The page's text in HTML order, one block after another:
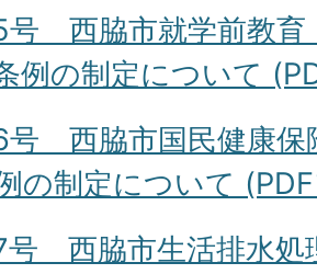
号 西脇市就学前教育
例の制定について
号 西脇市国民健康保
の制定について
号 西脇市生活排水処